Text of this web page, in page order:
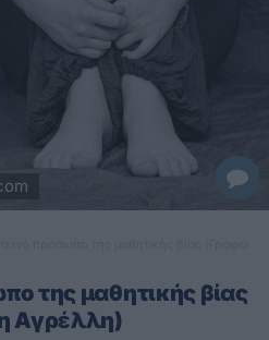
της μαθητικής βίας
Αγρέλλη)